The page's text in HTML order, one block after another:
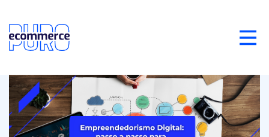
Empreendedorismo Digital: passo a passo prático para